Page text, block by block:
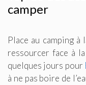
camper
Place au camping à
ressourcer face à
quelques jours pour
à ne pas boire de